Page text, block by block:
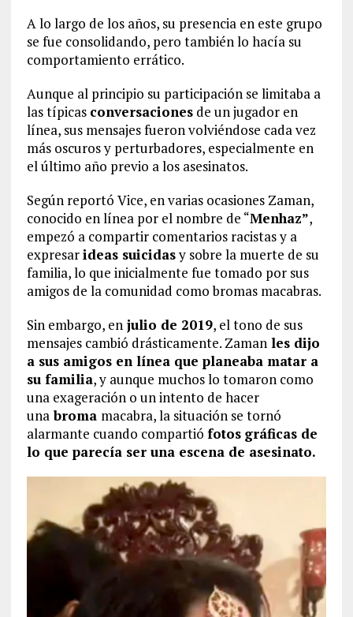
A lo largo de los años, su presencia en este grupo
se fue consolidando, pero también lo hacía su
comportamiento errático.
Aunque al principio su participación se limitaba a
las típicas conversacionesde un jugador en
línea, sus mensajes fueron volviéndose cada vez
más oscuros y perturbadores, especialmente en
el último año previo a los asesinatos.
Según reportó Vice, en varias ocasiones Zaman,
conocido en línea por el nombre de “Menhaz”,
empezó a compartir comentarios racistas y a
expresarideas suicidasy sobre la muerte de su
familia, lo que inicialmente fue tomado por sus
amigos de la comunidad como bromas macabras.
Sin embargo, enjulio de 2019, el tono de sus
mensajes cambió drásticamente. Zamanles dijo
a sus amigos en línea que planeaba matar a
su familia, y aunque muchos lo tomaron como
una exageración o un intento de hacer
unabroma macabra, la situación se tornó
alarmante cuando compartió fotos gráficas de
lo que parecía ser una escena de asesinato.